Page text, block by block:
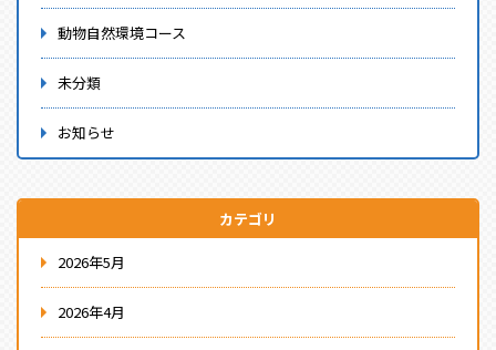
動物自然環境コース
未分類
お知らせ
カテゴリ
2026年5月
2026年4月